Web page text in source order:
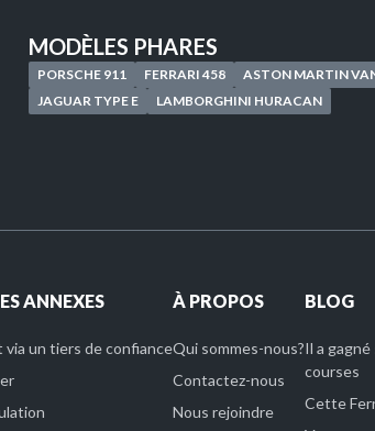
MODÈLES PHARES
PORSCHE 911 FERRARI 458
ASTON MARTIN
JAGUAR TYPE E
LAMBORGHINI HURACAN
ANNEXES
via un tiers de confiance
À PROPOS
Qui sommes-nous?
Contactez-nous
Nous rejoindre
BLOG
Il a
courses
Cette